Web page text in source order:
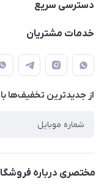
دهقانی
دسترسی سریع
حساب کاربری
لیست محصولات
درباره ما
خدمات مشتریان
قوانین و مقررات
حریم خصوصی
راهنما
از جدید‌ترین تخفیف‌ها
مختصری درباره